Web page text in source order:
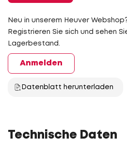
Neu in unserem Heuver
Registrieren Sie sich und sehen
Lagerbestand.
Anmelden
Datenblatt herunterladen
Technische Daten